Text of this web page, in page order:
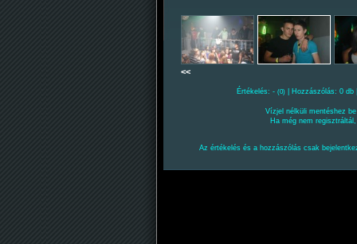
<<
Értékelés: - (0) | Hozzászólás: 0
Vízjel nélküli mentéshez
Ha még nem
Az értékelés és a hozzászólás csak